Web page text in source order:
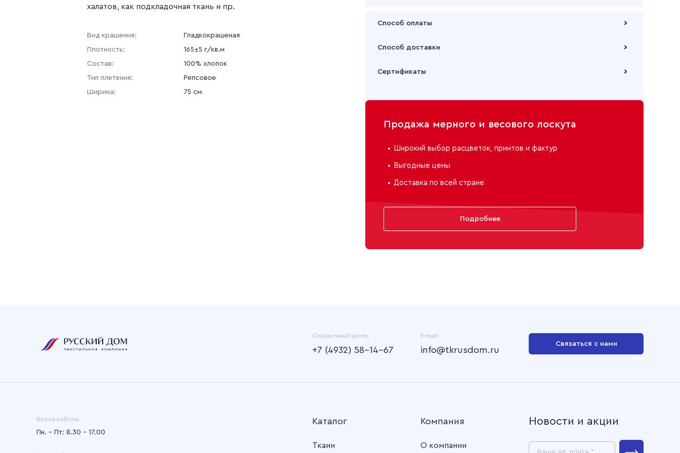
халатов, как подкладочная ткань и пр.
Вид крашения:
Гладкокрашеная
Плотность:
165±5 г/кв.м
Состав:
100% хлопок
Тип плетения:
Репсовое
Ширина:
75 см
Фланель гладкокрашеная 75 см, 316 черный
Фланель отбеленная, 75 см
Способ оплаты
Способ доставки
или через транспортную компанию на Ваш выбор
Сертификаты
Продажа мерного и весового лоскута
Широкий выбор расцветок, принтов и фактур
Выгодные цены
Доставка по всей стране
Подробнее
Справочный центр:
+7 (4932) 58-14-67
E-mail:
info@tkrusdom.ru
Связаться с нами
Время работы:
Пн. – Пт: 8.30 – 17.00
Каталог
Ткани
Компания
О компании
Новости и акции